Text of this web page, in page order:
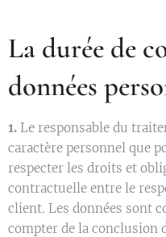
La durée de
données
1. Le responsable du
caractère personnel que
respecter les droits et
contractuelle entre le
client. Les données sont
compter de la conclusion